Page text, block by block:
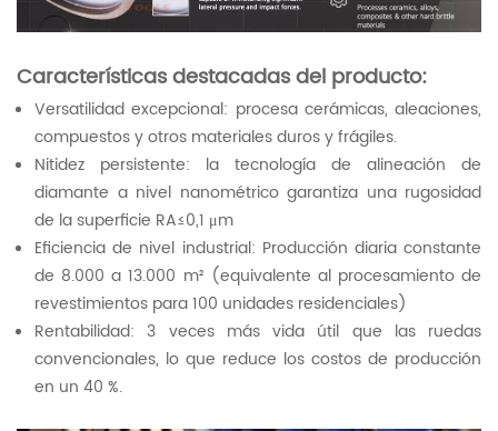
Características destacadas del producto:
Versatilidad excepcional: procesa cerámicas, aleaciones,
compuestos y otros materiales duros y frágiles.
Nitidez persistente: la tecnología de alineación de
diamante a nivel nanométrico garantiza una rugosidad
de la superficie RA≤0,1 μm
Eficiencia de nivel industrial: Producción diaria constante
de 8.000 a 13.000 m² (equivalente al procesamiento de
revestimientos para 100 unidades residenciales)
Rentabilidad: 3 veces más vida útil que las ruedas
convencionales, lo que reduce los costos de producción
en un 40 %.